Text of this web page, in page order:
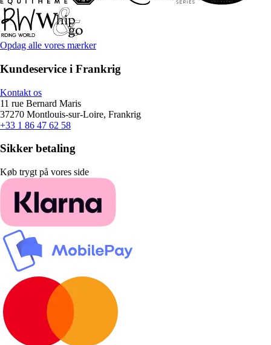
Opdag alle vores mærker
Kundeservice i Frankrig
Kontakt os
11 rue Bernard Maris
37270 Montlouis-sur-Loire, Frankrig
+33 1 86 47 62 58
Sikker betaling
Køb trygt på vores side